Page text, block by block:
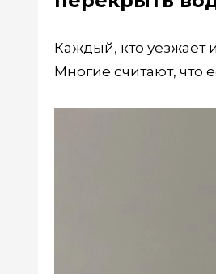
Каждый, кто уезжает
Многие считают, что